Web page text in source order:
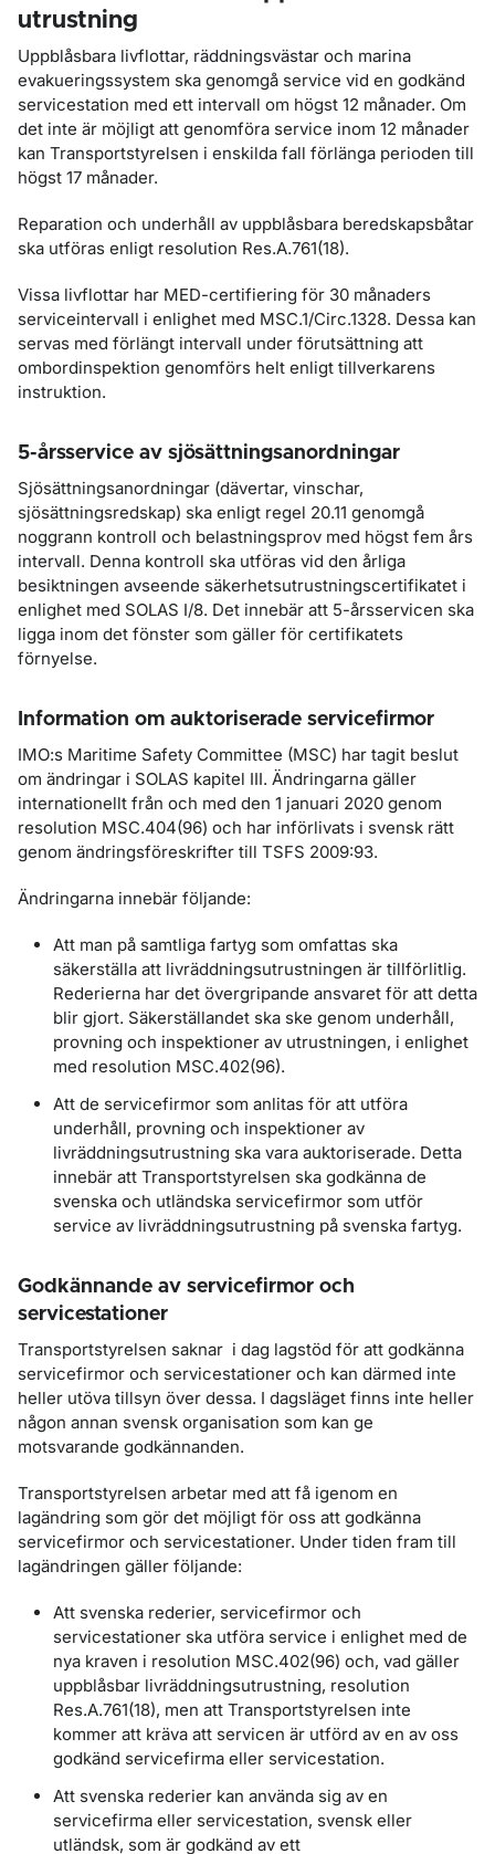
utrustning
Uppblåsbara livflottar, räddningsvästar och marina
evakueringssystem ska genomgå service vid en godkänd
servicestation med ett intervall om högst 12 månader. Om
det inte är möjligt att genomföra service inom 12 månader
kan Transportstyrelsen i enskilda fall förlänga perioden till
högst 17 månader.
Reparation och underhåll av uppblåsbara beredskapsbåtar
ska utföras enligt resolution Res.A.761(18).
Vissa livflottar har MED-certifiering för 30 månaders
serviceintervall i enlighet med MSC.1/Circ.1328. Dessa kan
servas med förlängt intervall under förutsättning att
ombordinspektion genomförs helt enligt tillverkarens
instruktion.
5-årsservice av sjösättningsanordningar
Sjösättningsanordningar (dävertar, vinschar,
sjösättningsredskap) ska enligt regel 20.11 genomgå
noggrann kontroll och belastningsprov med högst fem års
intervall. Denna kontroll ska utföras vid den årliga
besiktningen avseende säkerhetsutrustningscertifikatet i
enlighet med SOLAS I/8. Det innebär att 5-årsservicen ska
ligga inom det fönster som gäller för certifikatets
förnyelse.
Information om auktoriserade servicefirmor
IMO:s Maritime Safety Committee (MSC) har tagit beslut
om ändringar i SOLAS kapitel III. Ändringarna gäller
internationellt från och med den 1 januari 2020 genom
resolution MSC.404(96) och har införlivats i svensk rätt
genom ändringsföreskrifter till TSFS 2009:93.
Ändringarna innebär följande:
Att man på samtliga fartyg som omfattas ska
säkerställa att livräddningsutrustningen är tillförlitlig.
Rederierna har det övergripande ansvaret för att detta
blir gjort. Säkerställandet ska ske genom underhåll,
provning och inspektioner av utrustningen, i enlighet
med resolution MSC.402(96).
Att de servicefirmor som anlitas för att utföra
underhåll, provning och inspektioner av
livräddningsutrustning ska vara auktoriserade. Detta
innebär att Transportstyrelsen ska godkänna de
svenska och utländska servicefirmor som utför
service av livräddningsutrustning på svenska fartyg.
Godkännande av servicefirmor och
servicestationer
Transportstyrelsen saknar i dag lagstöd för att godkänna
servicefirmor och servicestationer och kan därmed inte
heller utöva tillsyn över dessa. I dagsläget finns inte heller
någon annan svensk organisation som kan ge
motsvarande godkännanden.
Transportstyrelsen arbetar med att få igenom en
lagändring som gör det möjligt för oss att godkänna
servicefirmor och servicestationer. Under tiden fram till
lagändringen gäller följande:
Att svenska rederier, servicefirmor och
servicestationer ska utföra service i enlighet med de
nya kraven i resolution MSC.402(96) och, vad gäller
uppblåsbar livräddningsutrustning, resolution
Res.A.761(18), men att Transportstyrelsen inte
kommer att kräva att servicen är utförd av en av oss
godkänd servicefirma eller servicestation.
Att svenska rederier kan använda sig av en
servicefirma eller servicestation, svensk eller
utländsk, som är godkänd av ett